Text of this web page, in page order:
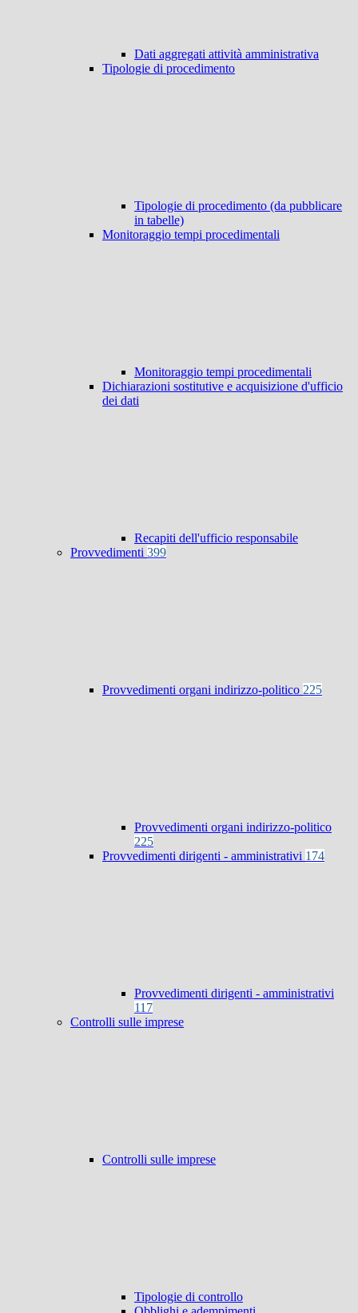
Dati aggregati attività amministrativa
Tipologie di procedimento
Tipologie di procedimento (da pubblicare
in tabelle)
Monitoraggio tempi procedimentali
Monitoraggio tempi procedimentali
Dichiarazioni sostitutive e acquisizione d'ufficio
dei dati
Recapiti dell'ufficio responsabile
Provvedimenti 399
Provvedimenti organi indirizzo-politico 225
Provvedimenti organi indirizzo-politico
225
Provvedimenti dirigenti - amministrativi 174
Provvedimenti dirigenti - amministrativi
117
Controlli sulle imprese
Controlli sulle imprese
Tipologie di controllo